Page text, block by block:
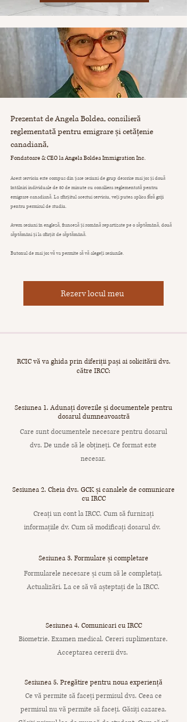
Prezentat de Angela Boldea, consilieră
reglementată pentru emigrare și cetățenie
canadiană,
Fondatoare & CEO la Angela Boldea Immigration Inc.
Acest serviciu este compus din șase sesiuni de grup descrise mai jos și două
întâlniri individuale de 30 de minute cu consiliera reglementată pentru
emigrare canadiană. La sfârșitul acestui serviciu, veți putea aplica fără griji
pentru permisul de studiu.
Avem sesiuni în engleză, franceză și română repartizate pe o săptămână, două
săptămâni și la sfârșit de săptămână.
Butonul de mai jos vă va permite să vă alegeți sesiunile.
Rezerv locul meu
RCIC vă va ghida prin diferiții pași ai solicitării dvs.
către IRCC:
Sesiunea 1. Adunați dovezile și documentele pentru
dosarul dumneavoastră
Care sunt documentele necesare pentru dosarul
dvs. De unde să le obțineți. Ce format este
necesar.
Sesiunea 2. Cheia dvs. GCK și canalele de comunicare
cu IRCC
Creați un cont la IRCC. Cum să furnizați
informațiile dv. Cum să modificați dosarul dv.
Sesiunea 3. Formulare și completare
Formularele necesare și cum să le completați.
Actualizări. La ce să vă așteptați de la IRCC.
Sesiunea 4. Comunicari cu IRCC
Biometrie. Examen medical. Cereri suplimentare.
Acceptarea cererii dvs.
Sesiunea 5. Pregătire pentru noua experiență
Ce vă permite să faceți permisul dvs. Ceea ce
permisul nu vă permite să faceți. Găsiți cazarea.